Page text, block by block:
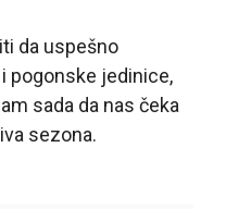
da uspešno
pogonske jedinice,
sada da nas čeka
sezona.